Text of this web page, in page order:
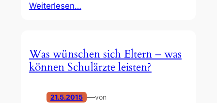
Weiterlesen…
Was wünschen sich Eltern – was
können Schulärzte leisten?
21.5.2015 —von